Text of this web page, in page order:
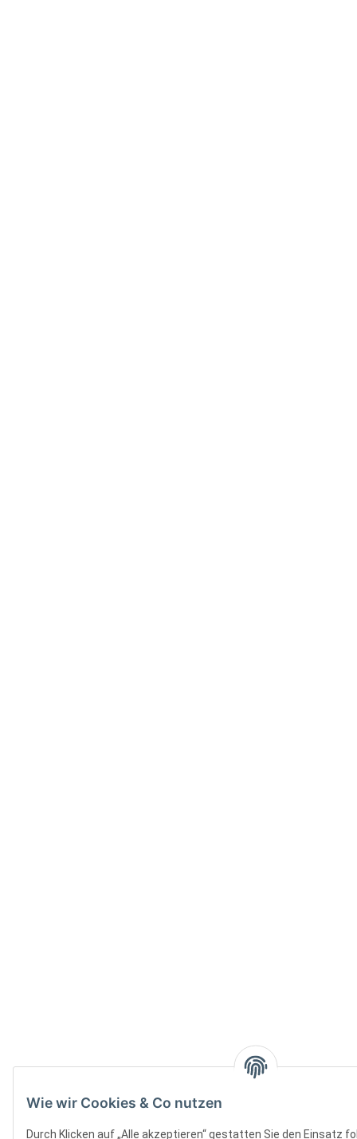
Wie wir Cookies & Co nutzen
Durch Klicken auf „Alle akzeptieren“ gestatten Sie den Einsatz